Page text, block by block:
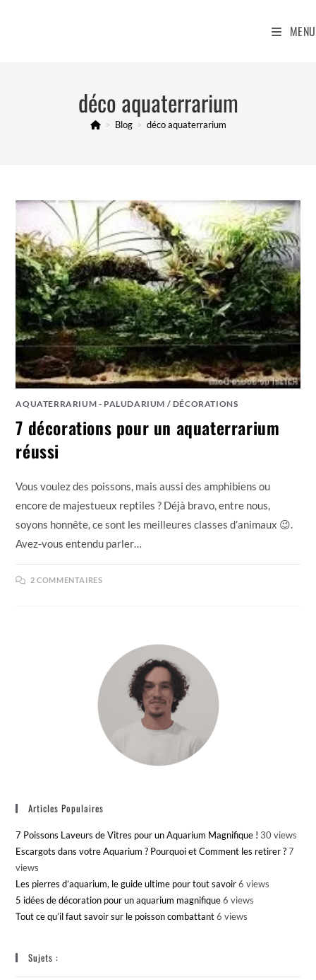
MENU
déco aquaterrarium
> Blog > déco aquaterrarium
AQUATERRARIUM - PALUDARIUM / DÉCORATIONS
7 décorations pour un aquaterrarium
réussi
Vous voulez des poissons, mais aussi des amphibiens ou
encore de majestueux reptiles ? Déjà bravo, entre nous,
soyons honnête, ce sont les meilleures classes d’animaux 😉.
Avez-vous entendu parler…
2 COMMENTAIRES
Articles Populaires
7 Poissons Laveurs de Vitres pour un Aquarium Magnifique ! 30 views
Escargots dans votre Aquarium ? Pourquoi et Comment les retirer ? 7
views
Les pierres d’aquarium, le guide ultime pour tout savoir 6 views
5 idées de décoration pour un aquarium magnifique 6 views
Tout ce qu’il faut savoir sur le poisson combattant 6 views
Sujets :